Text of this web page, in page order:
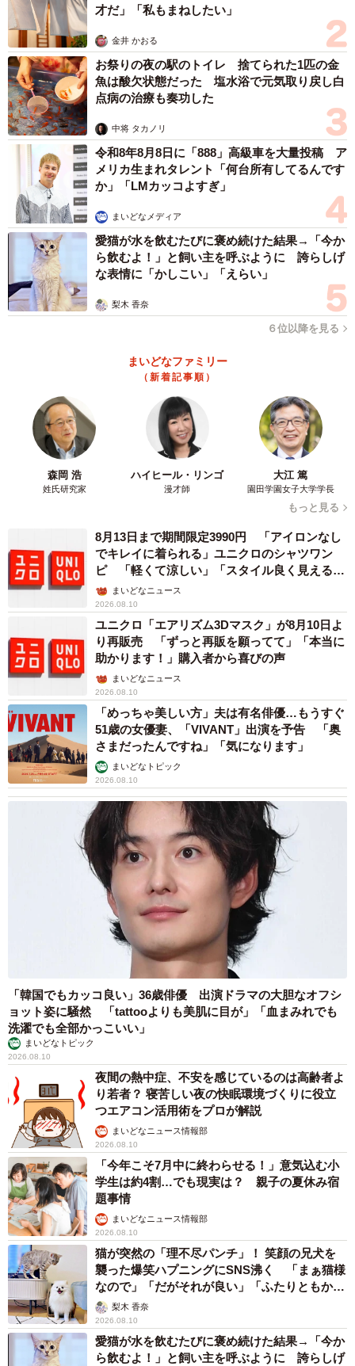
そのほか、「停止して様子をみる」（17.8%）、「ゆっく
り進入する」（8.0%）、「スピードを上げて進入する」
（2.4%）などが挙げられた一方、「わからない」
（11.2%）という人も1割ほど見られました。
これを年代別にみると、10～20代では「停止して様子をみ
る」（20.8%）と「わからない」（18.0%）が他の年代と比
べて多くなりました。
この結果について同社は、「自動車が冠水した道路を走行
する場合、水深が車両の床面を超えると、エンジン、電気
装置等に不具合が発生するおそれがあります。また、水深
がドアの高さの半分を超えると、ドアを内側からほぼ開け
られなくなります。危険を回避するために、道路が冠水し
ていて深さがわからない場合は、進入せずすぐに引き返す
ことが大切です（※）」とコメントしています。
（※）国土交通省『水深が床面を超えたら、もう危険！－
自動車が冠水した道路を走行する場合に発生する不具合に
ついて－』
https://www.mlit.go.jp/report/press/jidosha08_hh_003565.ht
◇ ◇
【出典】
▽ソニー損保の自動車保険
https://www.sonysonpo.co.jp/auto/
才だ」「私もまねしたい」
金井 かおる
お祭りの夜の駅のトイレ 捨てられた1匹の金
魚は酸欠状態だった 塩水浴で元気取り戻し白
点病の治療も奏功した
中将 タカノリ
令和8年8月8日に「888」高級車を大量投稿 ア
メリカ生まれタレント「何台所有してるんです
か」「LMカッコよすぎ」
まいどなメディア
愛猫が水を飲むたびに褒め続けた結果→「今か
ら飲むよ！」と飼い主を呼ぶように 誇らしげ
な表情に「かしこい」「えらい」
梨木 香奈
６位以降を見る
まいどなファミリー
（新着記事順）
森岡 浩
姓氏研究家
ハイヒール・リンゴ
漫才師
大江 篤
園田学園女子大学学長
もっと見る
8月13日まで期間限定3990円 「アイロンなし
でキレイに着られる」ユニクロのシャツワン
ピ 「軽くて涼しい」「スタイル良く見える」
の声まいどなニュース
2026.08.10
ユニクロ「エアリズム3Dマスク」が8月10日よ
り再販売 「ずっと再販を願ってて」「本当に
助かります！」購入者から喜びの声
まいどなニュース
2026.08.10
「めっちゃ美しい方」夫は有名俳優…もうすぐ
51歳の女優妻、「VIVANT」出演を予告 「奥
さまだったんですね」「気になります」
まいどなトピック
2026.08.10
「韓国でもカッコ良い」36歳俳優 出演ドラマの大胆なオフシ
ョット姿に騒然 「tattooよりも美肌に目が」「血まみれでも
洗濯でも全部かっこいい」
まいどなトピック
2026.08.10
夜間の熱中症、不安を感じているのは高齢者よ
り若者？ 寝苦しい夜の快眠環境づくりに役立
つエアコン活用術をプロが解説
まいどなニュース情報部
2026.08.10
「今年こそ7月中に終わらせる！」意気込む小
学生は約4割…でも現実は？ 親子の夏休み宿
題事情
まいどなニュース情報部
2026.08.10
猫が突然の「理不尽パンチ」！ 笑顔の兄犬を
襲った爆笑ハプニングにSNS沸く 「まぁ猫様
なので」「だがそれが良い」「ふたりともかわ
いいね」
梨木 香奈
2026.08.10
愛猫が水を飲むたびに褒め続けた結果→「今か
ら飲むよ！」と飼い主を呼ぶように 誇らしげ